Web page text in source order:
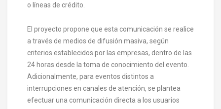
o líneas de crédito.
El proyecto propone que esta comunicación se realice
a través de medios de difusión masiva, según
criterios establecidos por las empresas, dentro de las
24 horas desde la toma de conocimiento del evento.
Adicionalmente, para eventos distintos a
interrupciones en canales de atención, se plantea
efectuar una comunicación directa a los usuarios